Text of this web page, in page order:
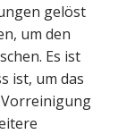
gelöst
um den
Es ist
ist, um das
Vorreinigung